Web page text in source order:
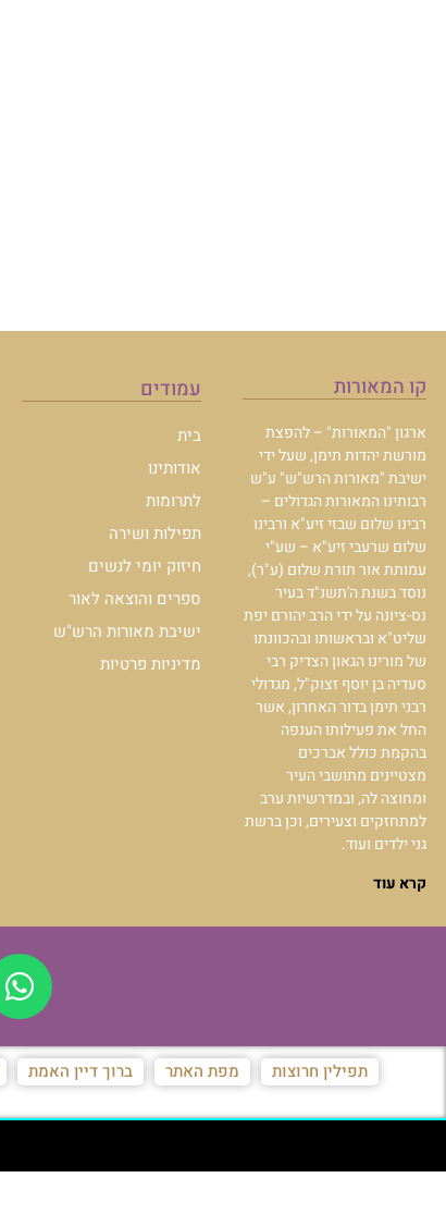
קו המאורות
ארגון "המאורות" – להפצת
מורשת יהדות תימן, שעל ידי
ישיבת "מאורות הרש"ש" ע"ש
רבותינו המאורות הגדולים –
רבינו שלום שבזי זיע"א ורבינו
שלום שרעבי זיע"א – שע"י
עמותת אור תורת שלום (ע"ר),
נוסד בשנת ה'תשנ"ד בעיר
נס-ציונה על ידי הרב יהורם יפת
שליט"א ובראשותו ובהכוונתו
של מורינו הגאון הצדיק רבי
סעדיה בן יוסף זצוק"ל, מגדולי
רבני תימן בדור האחרון, אשר
החל את פעילותו הענפה
בהקמת כולל אברכים
מצטיינים מתושבי העיר
ומחוצה לה, ובמדרשיות ערב
למתחזקים וצעירים, וכן ברשת
גני ילדים ועוד.
קרא עוד
עמודים
בית
אודותינו
לתרומות
תפילות ושירה
חיזוק יומי לנשים
ספרים והוצאה לאור
ישיבת מאורות הרש"ש
מדיניות פרטיות
תפילין חרוצות מפת האתר ברוך דיין האמת